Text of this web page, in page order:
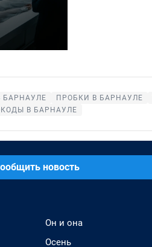
БАРНАУЛЕ ПРОБКИ В БАРНАУЛЕ
В БАРНАУЛЕ
новость
Он и она
Осень